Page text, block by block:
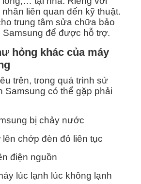
liên quan đến kỹ thuật.
trung tâm sửa chữa bảo
Samsung để được hỗ trợ.
hỏng khác của máy
trên, trong quá trình sử
Samsung có thể gặp phải
bị chảy nước
chớp đèn đỏ liên tục
điện nguồn
lúc lạnh lúc không lạnh